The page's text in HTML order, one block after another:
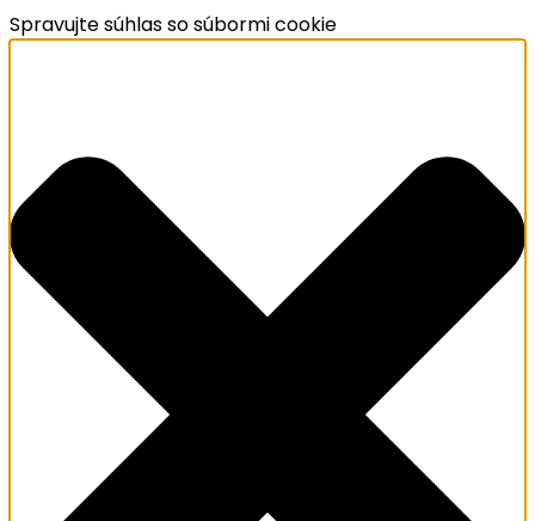
Spravujte súhlas so súbormi cookie